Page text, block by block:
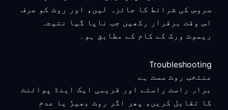
سروس کی شرائط کا جائزہ لیں، اور روٹ کو صرف
اس وقت برقرار رکھیں جب ناپا گیا نتیجہ
ریموٹ ورک کے کام کے مطابق ہو۔
Troubleshooting
منتخب روٹ سست ہے
براہِ راست راستے اور قریبی ایک اینڈ پوائنٹ
کا تقابل کریں، پھر اگر روٹ بھیڑ یا عدم